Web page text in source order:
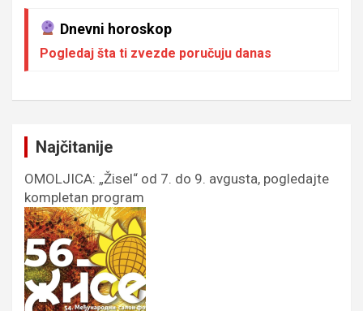
Dnevni horoskop
Pogledaj šta ti zvezde poručuju danas
Najčitanije
OMOLJICA: „Žisel“ od 7. do 9. avgusta, pogledajte
kompletan program